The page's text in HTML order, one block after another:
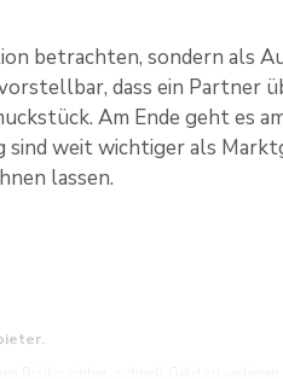
betrachten, sondern als
dass ein Partner
Am Ende geht es
sind weit wichtiger als
lassen.